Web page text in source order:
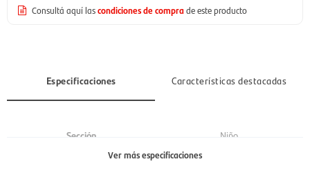
Consultá aquí lascondiciones de comprade este producto
Especificaciones Características destacadas
Sección
Niño
St George´s School
Ver más especificaciones